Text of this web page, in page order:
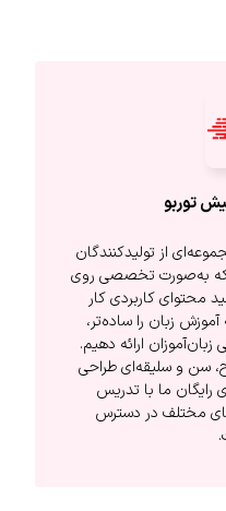
توربو
از تولیدکنندگان
که به‌صورت تخصصی روی
محتوای کاربردی کار
زبان را ساده‌تر،
ارائه دهیم.
سن و سلیقه‌ای طراحی
ما با تدریس
مختلف در دسترس